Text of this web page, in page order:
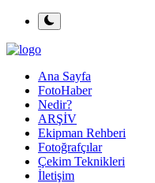
Ana Sayfa
FotoHaber
Nedir?
ARŞİV
Ekipman Rehberi
Fotoğrafçılar
Çekim Teknikleri
İletişim